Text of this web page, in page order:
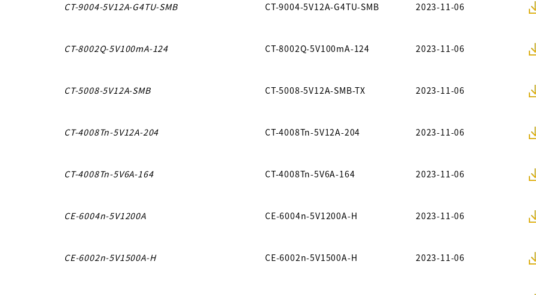
CT-9004-5V12A-G4TU-SMB CT-9004-5V12A-G4TU-SMB 2023-11-06
CT-8002Q-5V100mA-124 CT-8002Q-5V100mA-124 2023-11-06
CT-5008-5V12A-SMB CT-5008-5V12A-SMB-TX 2023-11-06
CT-4008Tn-5V12A-204 CT-4008Tn-5V12A-204 2023-11-06
CT-4008Tn-5V6A-164 CT-4008Tn-5V6A-164 2023-11-06
CE-6004n-5V1200A CE-6004n-5V1200A-H 2023-11-06
CE-6002n-5V1500A-H CE-6002n-5V1500A-H 2023-11-06